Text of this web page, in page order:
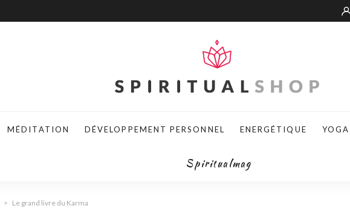
MÉDITATION DÉVELOPPEMENT PERSONNEL ENERGÉTIQUE YOGA
Spiritualmag
> Le grand livre du Karma